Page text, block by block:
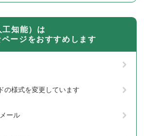
知能）は
ページをおすすめします
の様式を変更しています
ール